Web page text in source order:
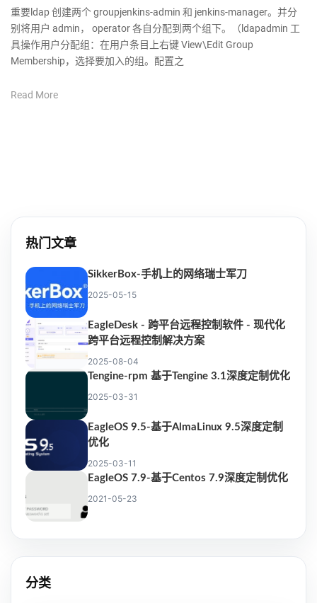
重要ldap 创建两个 groupjenkins-admin 和 jenkins-manager。并分
别将用户 admin， operator 各自分配到两个组下。（ldapadmin 工
具操作用户分配组：在用户条目上右键 View\Edit Group
Membership，选择要加入的组。配置之
Read More
热门文章
SikkerBox-手机上的网络瑞士军刀
2025-05-15
EagleDesk - 跨平台远程控制软件 - 现代化
跨平台远程控制解决方案
2025-08-04
Tengine-rpm 基于Tengine 3.1深度定制优化
2025-03-31
EagleOS 9.5-基于AlmaLinux 9.5深度定制
优化
2025-03-11
EagleOS 7.9-基于Centos 7.9深度定制优化
2021-05-23
分类